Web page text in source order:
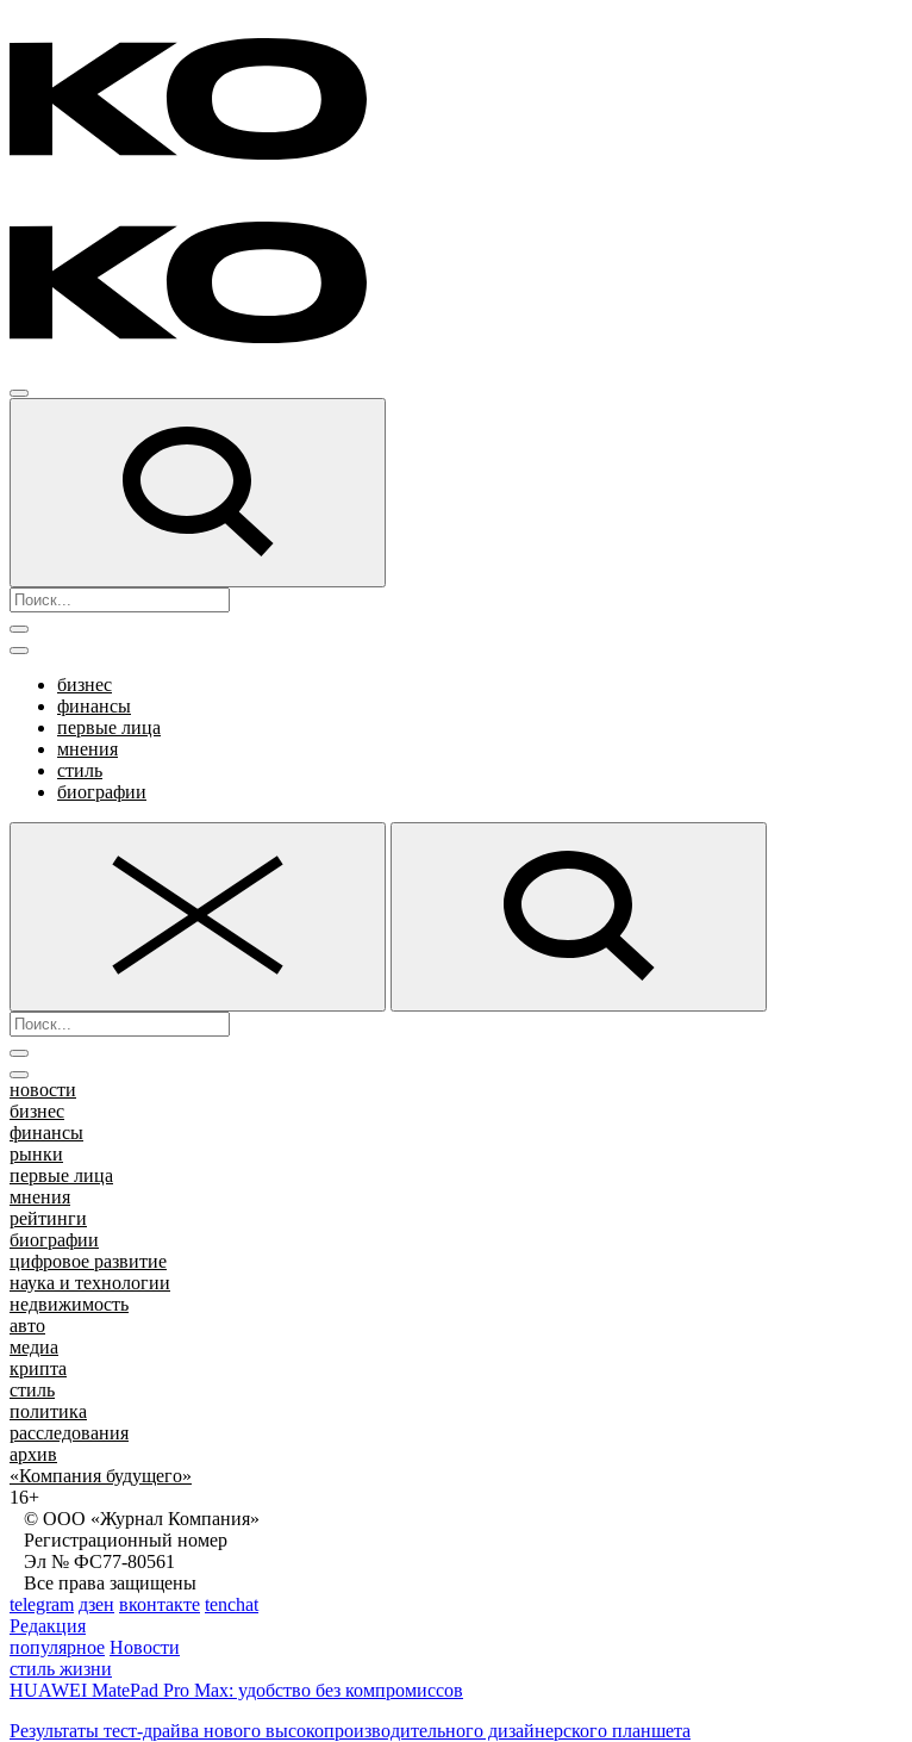
бизнес
финансы
первые лица
мнения
стиль
биографии
новости
бизнес
финансы
рынки
первые лица
мнения
рейтинги
биографии
цифровое развитие
наука и технологии
недвижимость
авто
медиа
крипта
стиль
политика
расследования
архив
«Компания будущего»
16+
© ООО «Журнал Компания»
Регистрационный номер
Эл № ФС77-80561
Все права защищены
telegram дзен вконтакте tenchat
Редакция
популярное Новости
стиль жизни
HUAWEI MatePad Pro Max: удобство без компромиссов
Результаты тест-драйва нового высокопроизводительного дизайнерского планшета